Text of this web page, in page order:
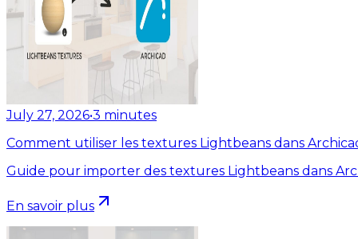
July 27, 2026•3 minutes
Comment utiliser les textures Lightbeans dans
Guide pour importer des textures Lightbeans dans
En savoir plus